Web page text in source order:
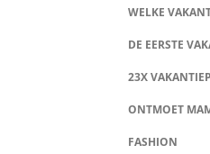
WELKE
DE EERSTE
23X
ONTMOET
FASHION